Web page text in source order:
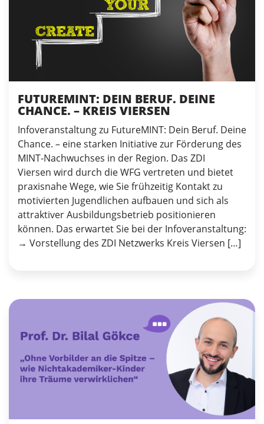
FUTUREMINT: DEIN BERUF. DEINE
CHANCE. – KREIS VIERSEN
Infoveranstaltung zu FutureMINT: Dein Beruf. Deine
Chance. – eine starken Initiative zur Förderung des
MINT-Nachwuchses in der Region. Das ZDI
Viersen wird durch die WFG vertreten und bietet
praxisnahe Wege, wie Sie frühzeitig Kontakt zu
motivierten Jugendlichen aufbauen und sich als
attraktiver Ausbildungsbetrieb positionieren
können. Das erwartet Sie bei der Infoveranstaltung:
→ Vorstellung des ZDI Netzwerks Kreis Viersen […]